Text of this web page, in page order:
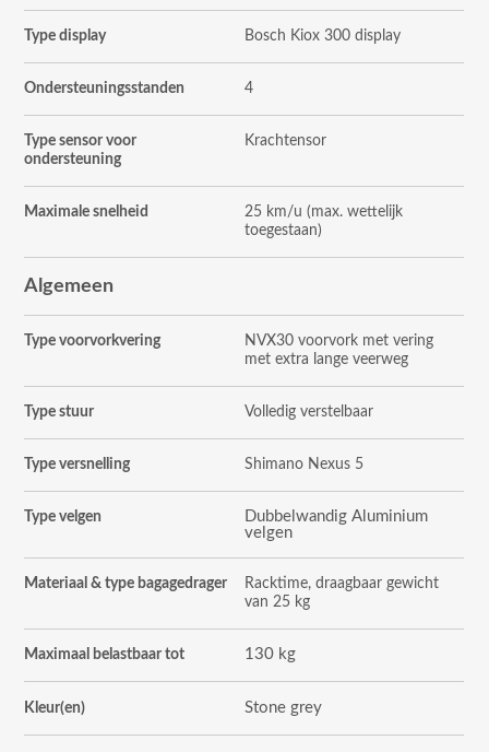
Type display Bosch Kiox 300 display
Ondersteuningsstanden 4
Type sensor voor
ondersteuning
Krachtensor
Maximale snelheid
25 km/u (max. wettelijk
toegestaan)
Algemeen
Type voorvorkvering
NVX30 voorvork met vering
met extra lange veerweg
Type stuur Volledig verstelbaar
Type versnelling Shimano Nexus 5
Type velgen
Dubbelwandig Aluminium
velgen
Materiaal & type bagagedrager
Racktime, draagbaar gewicht
van 25 kg
Maximaal belastbaar tot 130 kg
Kleur(en) Stone grey